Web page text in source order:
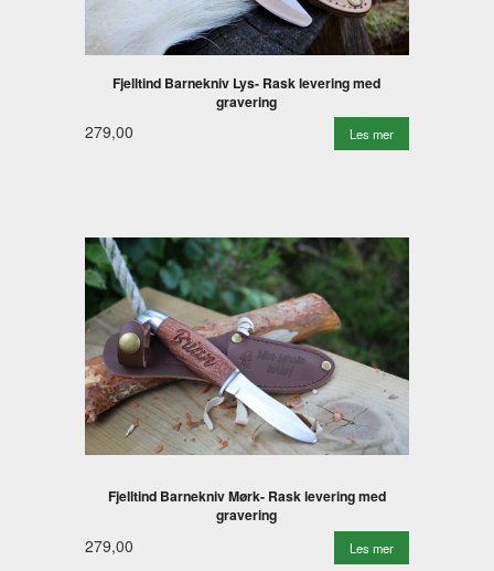
Fjelltind Barnekniv Lys- Rask levering med
gravering
279,00 Les mer
Fjelltind Barnekniv Mørk- Rask levering med
gravering
279,00 Les mer